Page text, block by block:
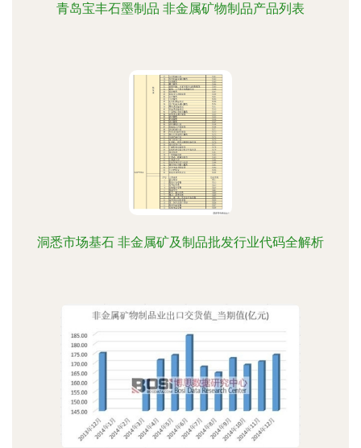
青岛宝丰石墨制品 非金属矿物制品产品列表
洞悉市场基石 非金属矿及制品批发行业代码全解析